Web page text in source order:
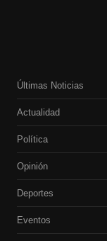
Últimas Noticias
Actualidad
Política
Opinión
Deportes
Eventos